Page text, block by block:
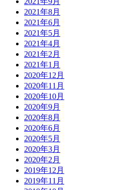
2021年8月
2021年6月
2021年5月
2021年4月
2021年2月
2021年1月
2020年12月
2020年11月
2020年10月
2020年9月
2020年8月
2020年6月
2020年5月
2020年3月
2020年2月
2019年12月
2019年11月